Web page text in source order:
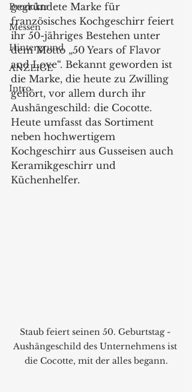
Produkte
Messen
Hintergrund
ANZEIGE
Intro
gegründete Marke für
französisches Kochgeschirr feiert
ihr 50-jähriges Bestehen unter
dem Motto „50 Years of Flavor
and Love“. Bekannt geworden ist
die Marke, die heute zu Zwilling
gehört, vor allem durch ihr
Aushängeschild: die Cocotte.
Heute umfasst das Sortiment
neben hochwertigem
Kochgeschirr aus Gusseisen auch
Keramikgeschirr und
Küchenhelfer.
Staub feiert seinen 50. Geburtstag -
Aushängeschild des Unternehmens ist
die Cocotte, mit der alles begann.